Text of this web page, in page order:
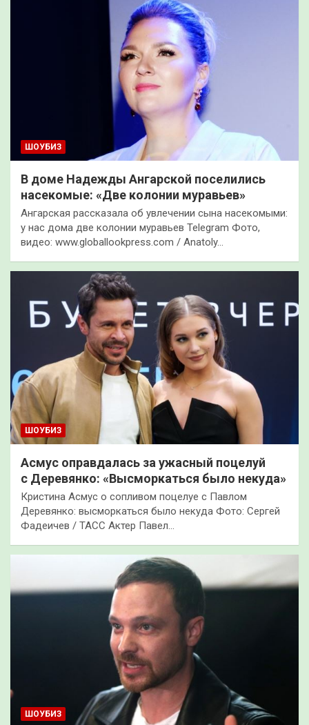
ШОУБИЗ
В доме Надежды Ангарской поселились
насекомые: «Две колонии муравьев»
Ангарская рассказала об увлечении сына насекомыми:
у нас дома две колонии муравьев Telegram Фото,
видео: www.globallookpress.com / Anatoly…
ШОУБИЗ
Асмус оправдалась за ужасный поцелуй
с Деревянко: «Высморкаться было некуда»
Кристина Асмус о сопливом поцелуе с Павлом
Деревянко: высморкаться было некуда Фото: Сергей
Фадеичев / ТАСС Актер Павел…
ШОУБИЗ